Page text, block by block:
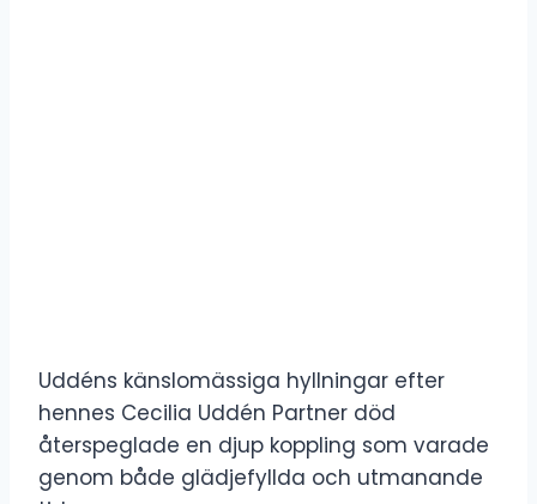
Uddéns känslomässiga hyllningar efter
hennes Cecilia Uddén Partner död
återspeglade en djup koppling som varade
genom både glädjefyllda och utmanande